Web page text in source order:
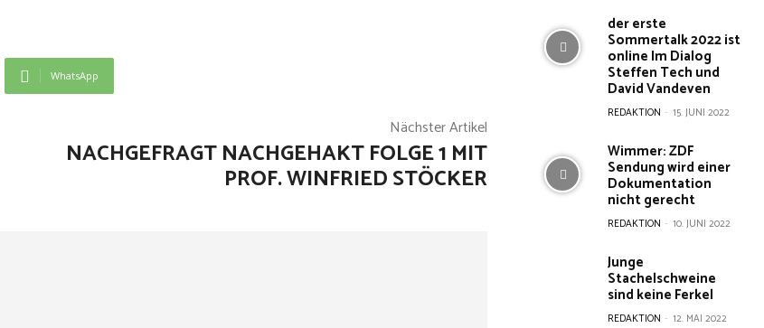
WhatsApp
Nächster Artikel
NACHGEFRAGT NACHGEHAKT FOLGE 1 MIT
PROF. WINFRIED STÖCKER
der erste
Sommertalk 2022 ist
online Im Dialog
Steffen Tech und
David Vandeven
REDAKTION - 15. JUNI 2022
Wimmer: ZDF
Sendung wird einer
Dokumentation
nicht gerecht
REDAKTION - 10. JUNI 2022
Junge
Stachelschweine
sind keine Ferkel
REDAKTION - 12. MAI 2022